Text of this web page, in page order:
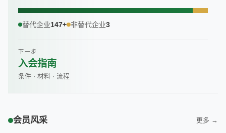
替代企业147+ 非替代企业3
下一步
入会指南
条件 · 材料 · 流程
会员风采 更多 →